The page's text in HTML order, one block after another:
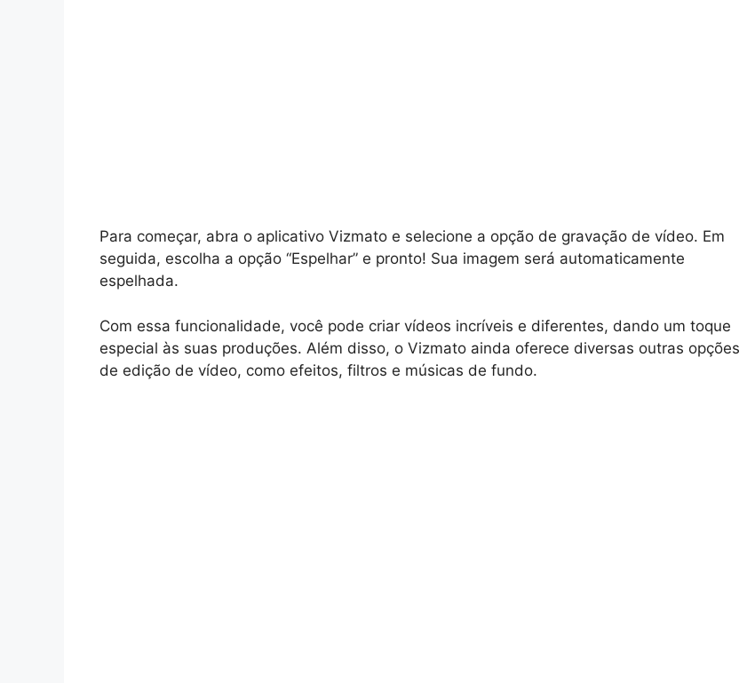
Para começar, abra o aplicativo Vizmato e selecione a opção de gravação de vídeo. Em
seguida, escolha a opção “Espelhar” e pronto! Sua imagem será automaticamente
espelhada.
Com essa funcionalidade, você pode criar vídeos incríveis e diferentes, dando um toque
especial às suas produções. Além disso, o Vizmato ainda oferece diversas outras opções
de edição de vídeo, como efeitos, filtros e músicas de fundo.